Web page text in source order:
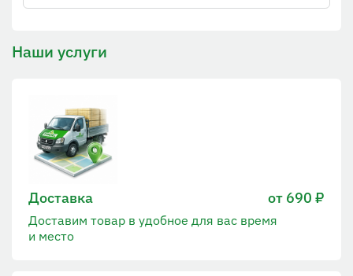
Наши услуги
Доставка от 690 ₽
Доставим товар в удобное для вас время
и место